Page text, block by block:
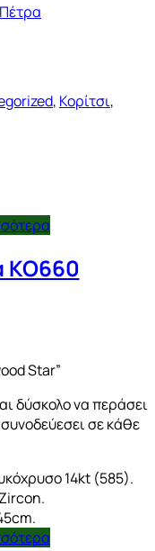
, Κορίτσι,
KO660
Star”
δύσκολο να περάσει
σε κάθε
14kt (585).